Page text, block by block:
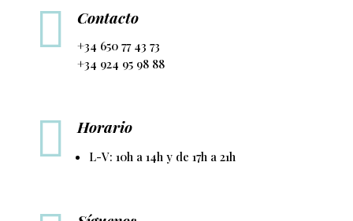
 Contacto
+34 650 77 43 73
+34 924 95 98 88
 Horario
L-V: 10h a 14h y de 17h a 21h